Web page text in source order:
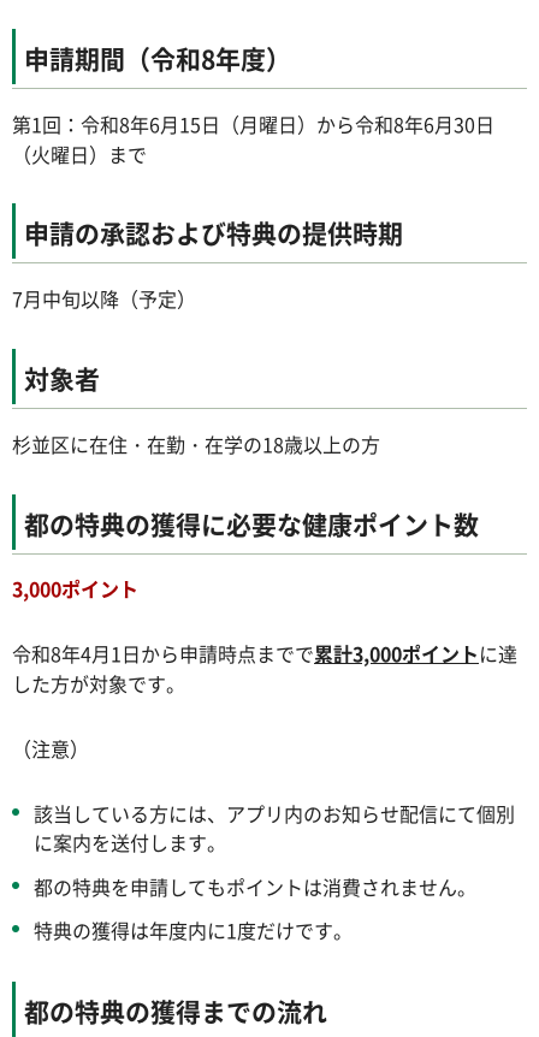
申請期間（令和8年度）
第1回：令和8年6月15日（月曜日）から令和8年6月30日
（火曜日）まで
申請の承認および特典の提供時期
7月中旬以降（予定）
対象者
杉並区に在住・在勤・在学の18歳以上の方
都の特典の獲得に必要な健康ポイント数
3,000ポイント
令和8年4月1日から申請時点までで累計3,000ポイントに達
した方が対象です。
（注意）
該当している方には、アプリ内のお知らせ配信にて個別
に案内を送付します。
都の特典を申請してもポイントは消費されません。
特典の獲得は年度内に1度だけです。
都の特典の獲得までの流れ